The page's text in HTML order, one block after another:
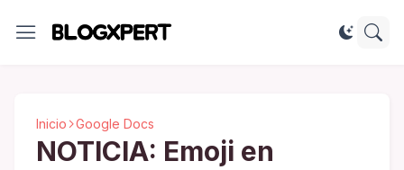
Inicio Google Docs
NOTICIA: Emoji en